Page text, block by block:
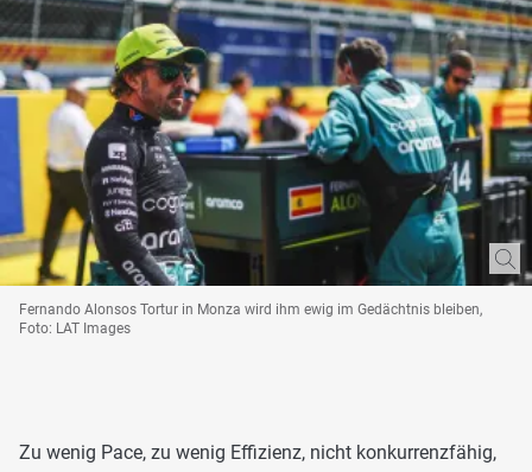
Fernando Alonsos Tortur in Monza wird ihm ewig im Gedächtnis bleiben,
Foto: LAT Images
Zu wenig Pace, zu wenig Effizienz, nicht konkurrenzfähig,